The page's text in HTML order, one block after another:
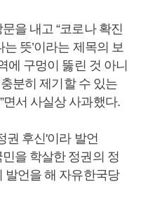
을 내고 “코로나 확진
뜻’이라는 제목의 보
에 구멍이 뚫린 것 아니
분히 제기할 수 있는
서 사실상 사과했다.
권 후신'이라 발언
을 학살한 정권의 정
발언을 해 자유한국당